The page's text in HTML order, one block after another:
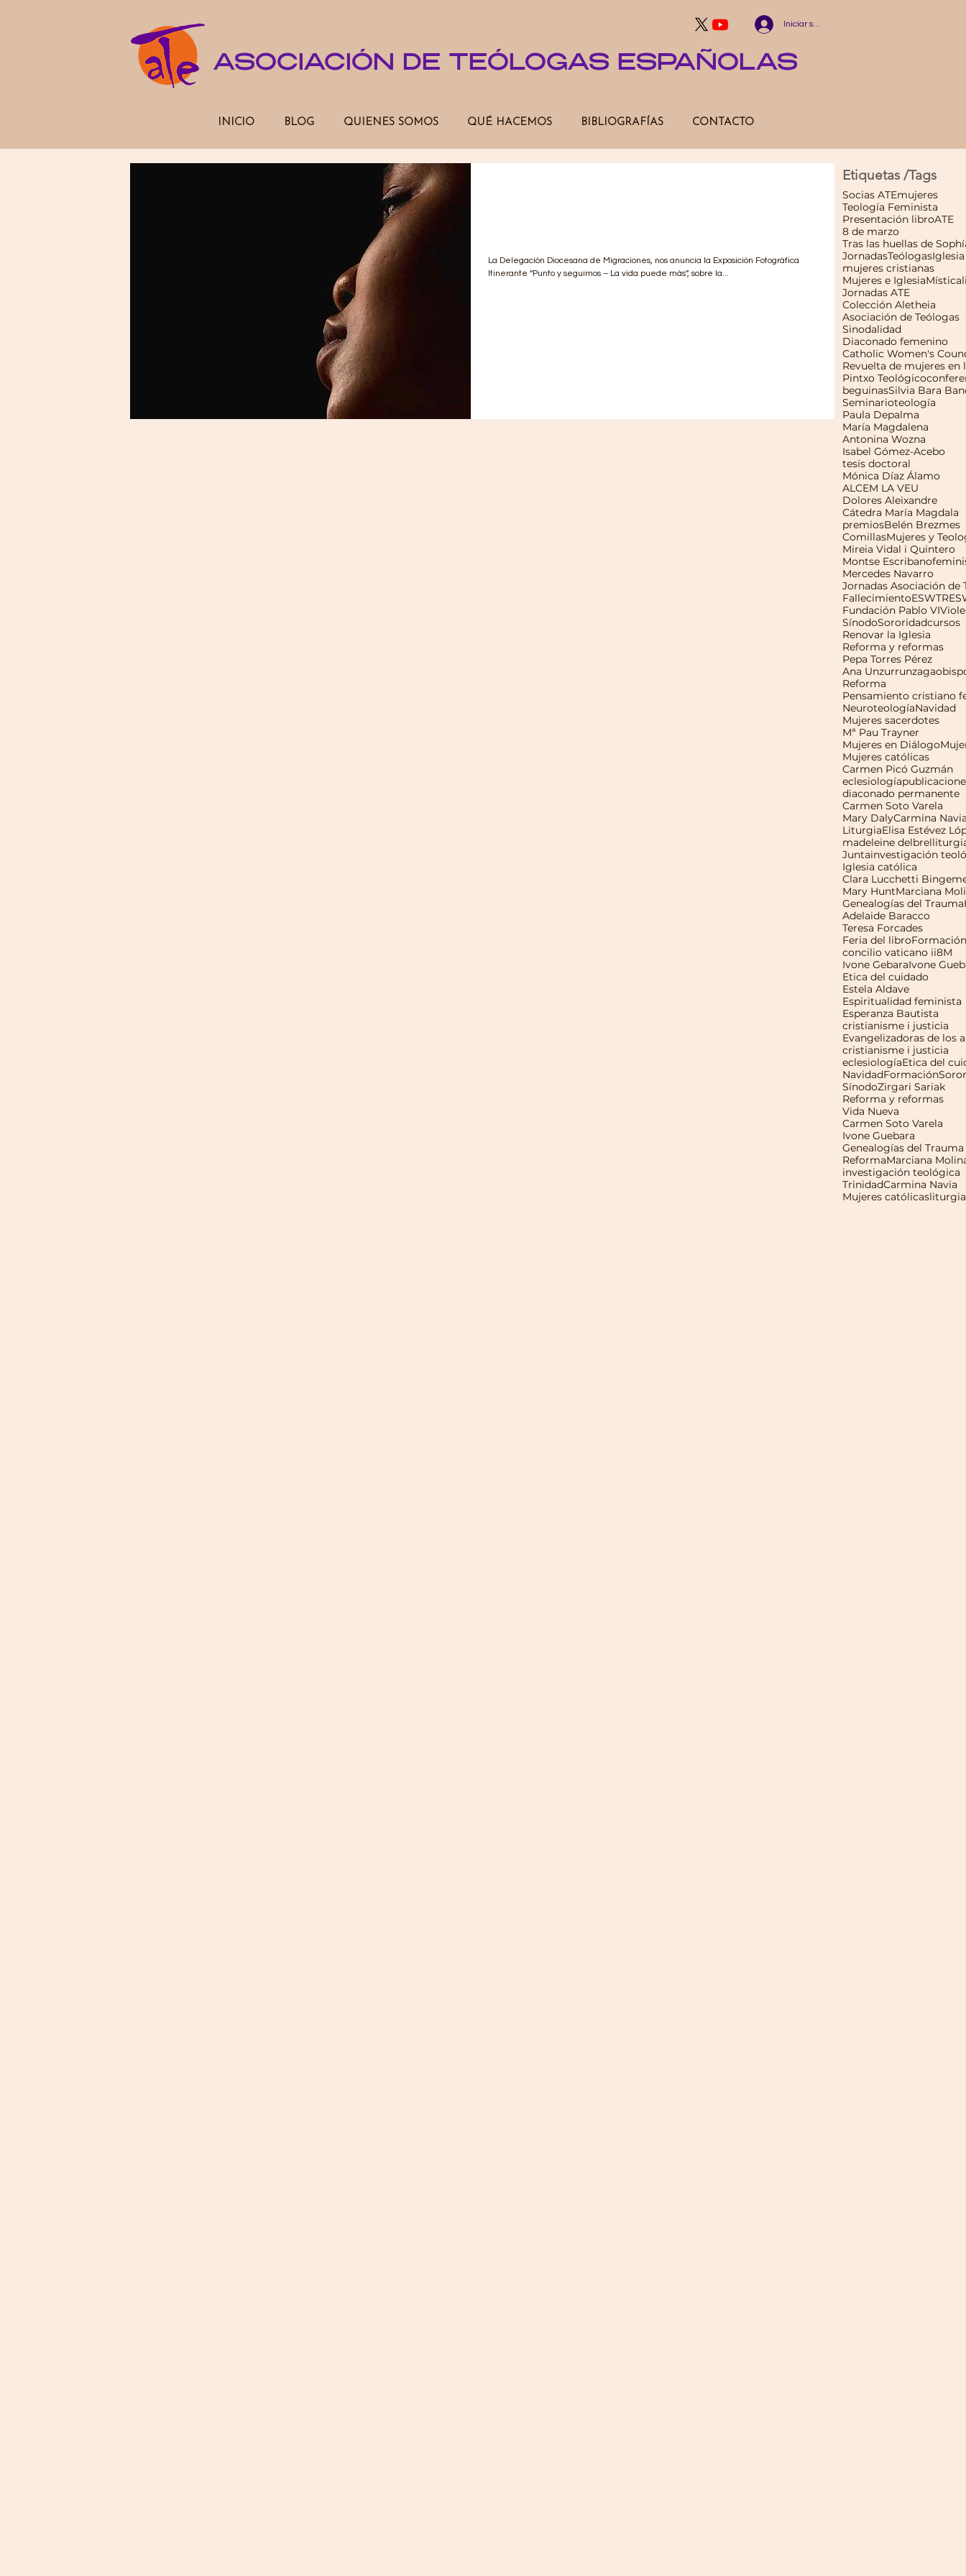
Iniciar sesión
ASOCIACIÓN DE TEÓLOGAS ESPAÑOLAS
La Delegación Diocesana de Migraciones, nos anuncia la Exposición Fotográfica
Itinerante “Punto y seguimos – La vida puede más”, sobre la...
Etiquetas /Tags
Socias ATEmujeres
Teología Feminista
Presentación libroATE
8 de marzo
Tras las huellas de
JornadasTeólogasIglesia
mujeres cristianas
Mujeres e IglesiaMística
Jornadas ATE
Colección Aletheia
Asociación de Teólogas
Sinodalidad
Diaconado femenino
Catholic Women's
Pintxo Teológico
beguinasSilvia Bara
Seminarioteología
Paula Depalma
María Magdalena
Antonina Wozna
Isabel Gómez-Acebo
tesis doctoral
Mónica Díaz Álamo
ALCEM LA VEU
Dolores Aleixandre
Cátedra María Magdala
premiosBelén Brezmes
ComillasMujeres y
Mireia Vidal i Quintero
Montse Escribano
Mercedes Navarro
FallecimientoESWTR
Fundación Pablo VI
SínodoSororidadcursos
Renovar la Iglesia
Reforma y reformas
Pepa Torres Pérez
Ana Unzurrunzaga
Reforma
NeuroteologíaNavidad
Mujeres sacerdotes
Mª Pau Trayner
Mujeres en Diálogo
Mujeres católicas
Carmen Picó Guzmán
eclesiología
diaconado permanente
Carmen Soto Varela
Mary DalyCarmina
LiturgiaElisa Estévez
madeleine delbrel
Juntainvestigación
Iglesia católica
Clara Lucchetti
Mary HuntMarciana
Genealogías del Trauma
Adelaide Baracco
Teresa Forcades
Feria del libroFormación
concilio vaticano ii8M
Ivone GebaraIvone
Etica del cuidado
Estela Aldave
Espiritualidad feminista
Esperanza Bautista
cristianisme i justicia
cristianisme i justicia
eclesiologíaEtica del
NavidadFormación
SínodoZirgari Sariak
Reforma y reformas
Vida Nueva
Carmen Soto Varela
Ivone Guebara
Genealogías del Trauma
ReformaMarciana
investigación teológica
TrinidadCarmina Navia
Mujeres católicasliturgia
INICIO BLOG QUIENES SOMOS QUÉ HACEMOS BIBLIOGRAFÍAS CONTACTO